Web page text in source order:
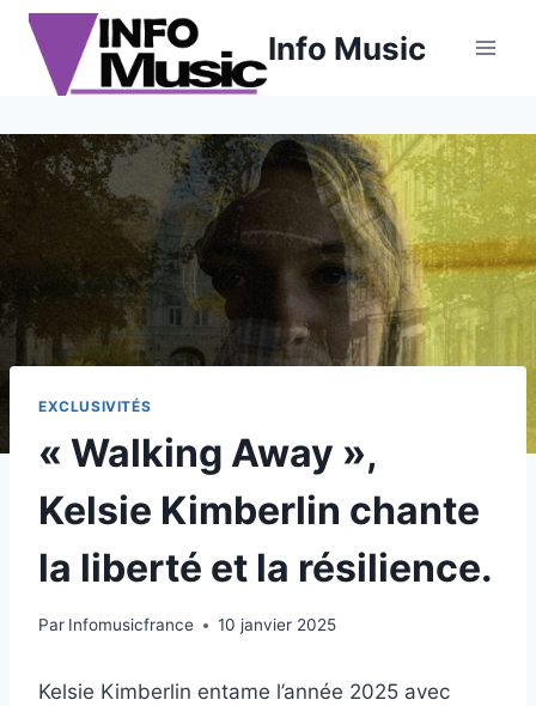
Aller
contenu
Info Music
EXCLUSIVITÉS
« Walking Away »,
Kelsie Kimberlin chante
la liberté et la résilience.
Par Infomusicfrance 10 janvier 2025
Kelsie Kimberlin entame l’année 2025 avec